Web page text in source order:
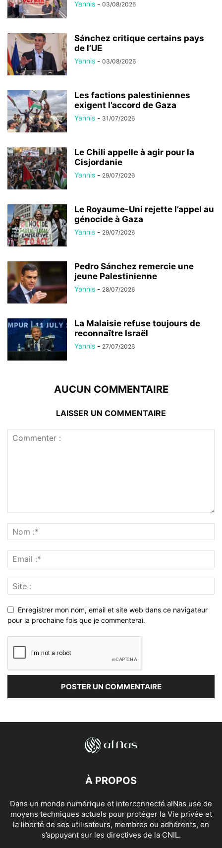
Yannis - 03/08/2026
Sánchez critique certains pays
de l’UE
Yannis - 03/08/2026
Les factions palestiniennes
exigent l’accord de Gaza
Yannis - 31/07/2026
Le Chili appelle à agir pour la
Cisjordanie
Yannis - 29/07/2026
Le Royaume-Uni rejette l’appel au
génocide à Gaza
Yannis - 29/07/2026
Pedro Sánchez remercie une
jeune Palestinienne
Yannis - 28/07/2026
La Malaisie refuse toujours de
reconnaître Israël
Yannis - 27/07/2026
AUCUN COMMENTAIRE
LAISSER UN COMMENTAIRE
Enregistrer mon nom, email et site web dans ce navigateur
pour la prochaine fois que je commenterai.
À PROPOS
Dans un monde numérique et interconnecté alNas use de
moyens techniques actuels pour protéger la Vie privée et
la liberté de ses utilisateurs, membres ou adhérents, en
s’appuyant sur les directives de la CNIL.